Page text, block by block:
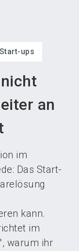
Start-ups
an
im
Das Start-
kann.
im
warum ihr